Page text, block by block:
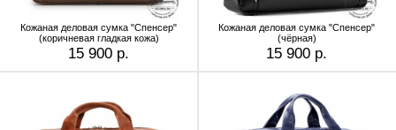
Кожаная деловая сумка "Спенсер"
(коричневая гладкая кожа)
15 900 р.
Кожаная деловая сумка "Спенсер"
(чёрная)
15 900 р.